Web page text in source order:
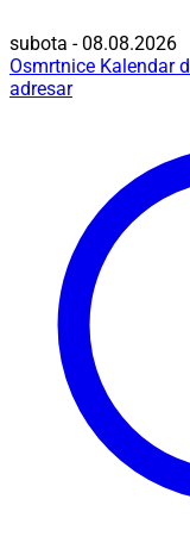
subota - 08.08.2026
Osmrtnice Kalendar
adresar